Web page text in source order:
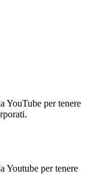
YouTube per tenere
Youtube per tenere